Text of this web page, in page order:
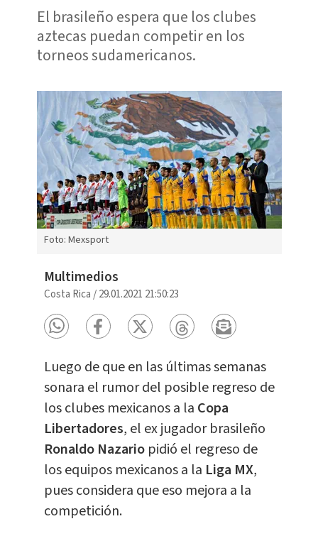
El brasileño espera que los clubes
aztecas puedan competir en los
torneos sudamericanos.
Foto: Mexsport
Multimedios
Costa Rica /29.01.2021 21:50:23
Luego de que en las últimas semanas
sonara el rumor del posible regreso de
los clubes mexicanos a la Copa
Libertadores, el ex jugador brasileño
Ronaldo Nazario pidió el regreso de
los equipos mexicanos a la Liga MX,
pues considera que eso mejora a la
competición.